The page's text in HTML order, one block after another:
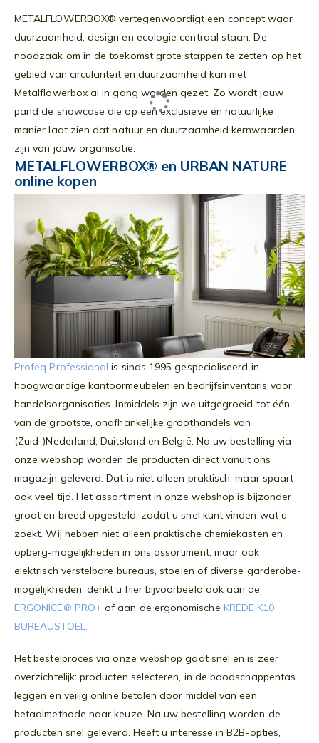
METALFLOWERBOX® vertegenwoordigt een concept waar
duurzaamheid, design en ecologie centraal staan. De
noodzaak om in de toekomst grote stappen te zetten op het
gebied van circulariteit en duurzaamheid kan met
Metalflowerbox al in gang worden gezet. Zo wordt jouw
pand de showcase die op een exclusieve en natuurlijke
manier laat zien dat natuur en duurzaamheid kernwaarden
zijn van jouw organisatie.
METALFLOWERBOX® en URBAN NATURE
online kopen
Profeq Professional is sinds 1995 gespecialiseerd in
hoogwaardige kantoormeubelen en bedrijfsinventaris voor
handelsorganisaties. Inmiddels zijn we uitgegroeid tot één
van de grootste, onafhankelijke groothandels van
(Zuid-)Nederland, Duitsland en België. Na uw bestelling via
onze webshop worden de producten direct vanuit ons
magazijn geleverd. Dat is niet alleen praktisch, maar spaart
ook veel tijd. Het assortiment in onze webshop is bijzonder
groot en breed opgesteld, zodat u snel kunt vinden wat u
zoekt. Wij hebben niet alleen praktische chemiekasten en
opberg-mogelijkheden in ons assortiment, maar ook
elektrisch verstelbare bureaus, stoelen of diverse garderobe-
mogelijkheden, denkt u hier bijvoorbeeld ook aan de
ERGONICE® PRO+ of aan de ergonomische KREDE K10
BUREAUSTOEL.
Het bestelproces via onze webshop gaat snel en is zeer
overzichtelijk: producten selecteren, in de boodschappentas
leggen en veilig online betalen door middel van een
betaalmethode naar keuze. Na uw bestelling worden de
producten snel geleverd. Heeft u interesse in B2B-opties,